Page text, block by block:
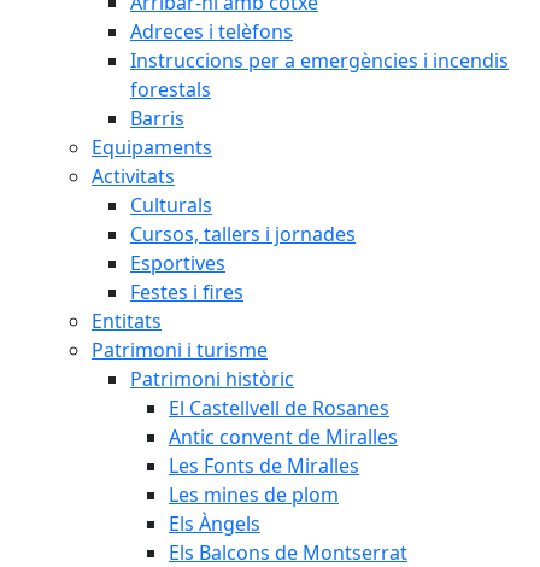
Adreces i telèfons
Instruccions per a emergències i incendis
forestals
Barris
Equipaments
Activitats
Culturals
Cursos, tallers i jornades
Esportives
Festes i fires
Entitats
Patrimoni i turisme
Patrimoni històric
El Castellvell de Rosanes
Antic convent de Miralles
Les Fonts de Miralles
Les mines de plom
Els Àngels
Els Balcons de Montserrat